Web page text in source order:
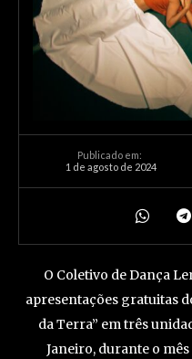
Publicado em:
1 de agosto de 2024
O Coletivo de Dança
apresentações gratuitas
da Terra” em três
Janeiro, durante o